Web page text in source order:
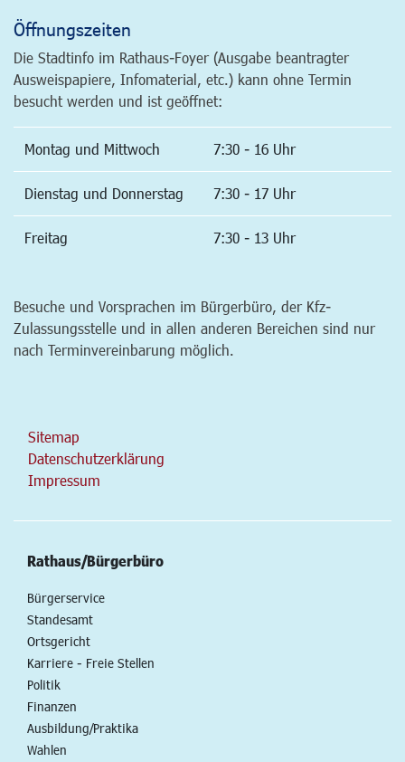
Öffnungszeiten
Die Stadtinfo im Rathaus-Foyer (Ausgabe beantragter
Ausweispapiere, Infomaterial, etc.) kann ohne Termin
besucht werden und ist geöffnet:
Montag und Mittwoch 7:30 - 16 Uhr
Dienstag und Donnerstag 7:30 - 17 Uhr
Freitag 7:30 - 13 Uhr
Besuche und Vorsprachen im Bürgerbüro, der Kfz-
Zulassungsstelle und in allen anderen Bereichen sind nur
nach Terminvereinbarung möglich.
Sitemap
Datenschutzerklärung
Impressum
Rathaus/Bürgerbüro
Bürgerservice
Standesamt
Ortsgericht
Karriere - Freie Stellen
Politik
Finanzen
Ausbildung/Praktika
Wahlen